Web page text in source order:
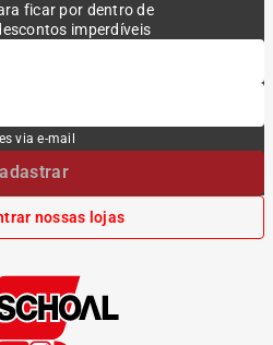
ficar por dentro de
imperdíveis
via e-mail
nossas lojas